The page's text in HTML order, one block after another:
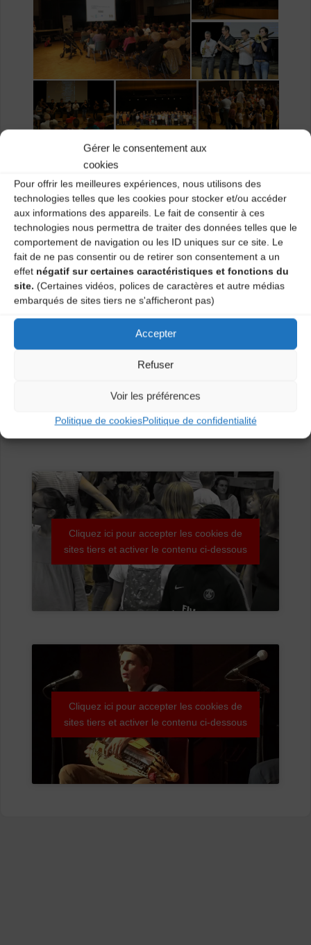
Gérer le consentement aux
cookies
Pour offrir les meilleures expériences, nous utilisons des
technologies telles que les cookies pour stocker et/ou accéder
aux informations des appareils. Le fait de consentir à ces
technologies nous permettra de traiter des données telles que le
comportement de navigation ou les ID uniques sur ce site. Le
fait de ne pas consentir ou de retirer son consentement a un
effet négatif sur certaines caractéristiques et fonctions du
site. (Certaines vidéos, polices de caractères et autre médias
embarqués de sites tiers ne s'afficheront pas)
Accepter
Refuser
Voir les préférences
Politique de cookiesPolitique de confidentialité
Cliquez ici pour accepter les cookies de
sites tiers et activer le contenu ci-dessous
Cliquez ici pour accepter les cookies de
sites tiers et activer le contenu ci-dessous